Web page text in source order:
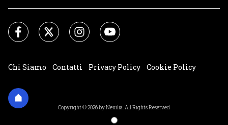
Chi Siamo Contatti Privacy Policy
Cookie Policy
Copyright © 2026 by Nexilia. All Rights Reserved